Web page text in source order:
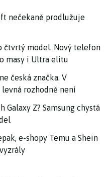
nečekaně prodlužuje
čtvrtý model. Nový telefon
masy i Ultra elitu
česká značka. V
rozhodně není
Galaxy Z? Samsung chystá
e-shopy Temu a Shein